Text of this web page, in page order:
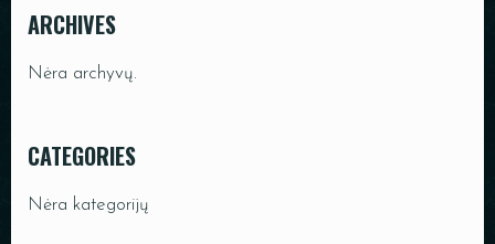
ARCHIVES
Nėra archyvų.
CATEGORIES
Nėra kategorijų